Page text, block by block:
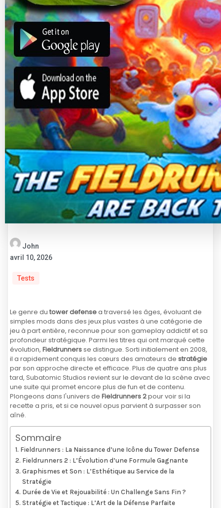
John
avril 10, 2026
Tests
Le genre du tower defensea traversé les âges, évoluant de
simples mods dans des jeux plus vastes à une catégorie de
jeu à part entière, reconnue pour son gameplay addictif et sa
profondeur stratégique. Parmi les titres qui ont marqué cette
évolution, Fieldrunnersse distingue. Sorti initialement en 2008,
il a rapidement conquis les cœurs des amateurs de stratégie
par son approche directe et efficace. Plus de quatre ans plus
tard, Subatomic Studios revient sur le devant de la scène avec
une suite qui promet encore plus de fun et de contenu.
Plongeons dans l'univers de Fieldrunners 2pour voir si la
recette a pris, et si ce nouvel opus parvient à surpasser son
aîné.
Sommaire
Fieldrunners : La Naissance d’une Icône du Tower Defense
Fieldrunners 2 : L’Évolution d’une Formule Gagnante
Graphismes et Son : L’Esthétique au Service de la
Stratégie
Durée de Vie et Rejouabilité : Un Challenge Sans Fin ?
Stratégie et Tactique : L’Art de la Défense Parfaite